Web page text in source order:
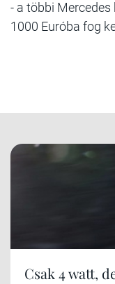
- a többi
1000 Euróba fog
Csak 4 watt,